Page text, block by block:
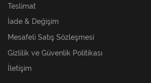
Teslimat
İade & Değişim
Mesafeli Satış Sözleşmesi
Gizlilik ve Güvenlik Politikası
İletişim